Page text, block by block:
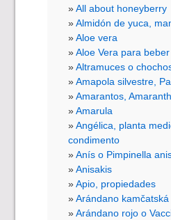
All about honeyberry
Almidón de yuca,
Aloe vera
Aloe Vera para beber
Altramuces o
Amapola silvestre,
Amarantos,
Amarula
Angélica, planta
condimento
Anís o Pimpinella
Anisakis
Apio, propiedades
Arándano kamčatská
Arándano rojo o